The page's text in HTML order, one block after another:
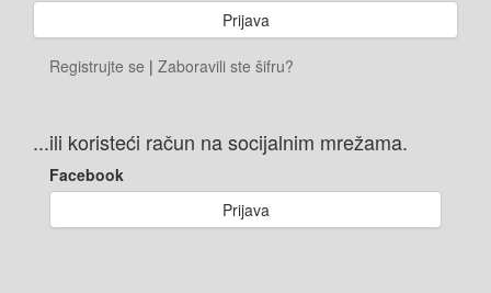
Registrujte se | Zaboravili ste šifru?
...ili koristeći račun na socijalnim mrežama.
Facebook
Prijava